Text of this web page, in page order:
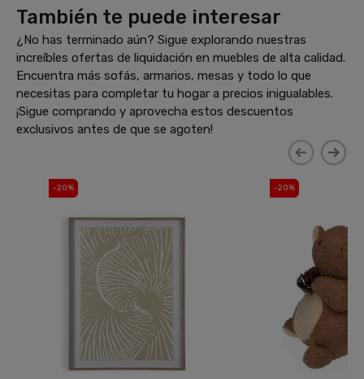
También te puede interesar
¿No has terminado aún? Sigue explorando nuestras
increíbles ofertas de liquidación en muebles de alta calidad.
Encuentra más sofás, armarios, mesas y todo lo que
necesitas para completar tu hogar a precios inigualables.
¡Sigue comprando y aprovecha estos descuentos
exclusivos antes de que se agoten!
-20% -20%